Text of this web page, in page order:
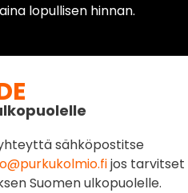
lopullisen hinnan.
sähköpostitse
jos tarvitset
Suomen ulkopuolelle.